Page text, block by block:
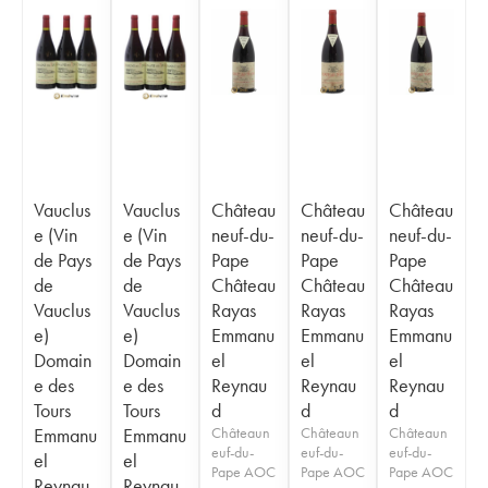
Vauclus
e (Vin
de Pays
de
Vauclus
e)
Domain
e des
Tours
Emmanu
el
Vauclus
e (Vin
de Pays
de
Vauclus
e)
Domain
e des
Tours
Emmanu
el
Château
neuf-du-
Pape
Château
Rayas
Emmanu
el
Reynau
d
Châteaun
euf-du-
Pape AOC
Château
neuf-du-
Pape
Château
Rayas
Emmanu
el
Reynau
d
Châteaun
euf-du-
Pape AOC
Château
neuf-du-
Pape
Château
Rayas
Emmanu
el
Reynau
d
Châteaun
euf-du-
Pape AOC